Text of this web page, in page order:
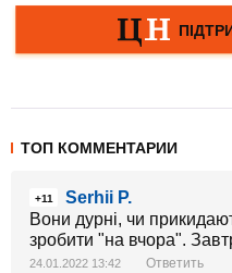
ТОП КОММЕНТАРИИ
+11
Serhii P.
Вони дурні, чи
зробити "на вчора".
24.01.2022 13:42 Ответить